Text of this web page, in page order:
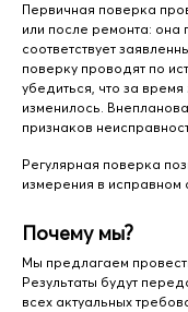
Первичная поверка
или после ремонта: она
соответствует
поверку проводят по
убедиться, что за
изменилось.
признаков
Регулярная поверка
измерения в исправном
Почему мы?
Мы предлагаем
Результаты будут
всех актуальных